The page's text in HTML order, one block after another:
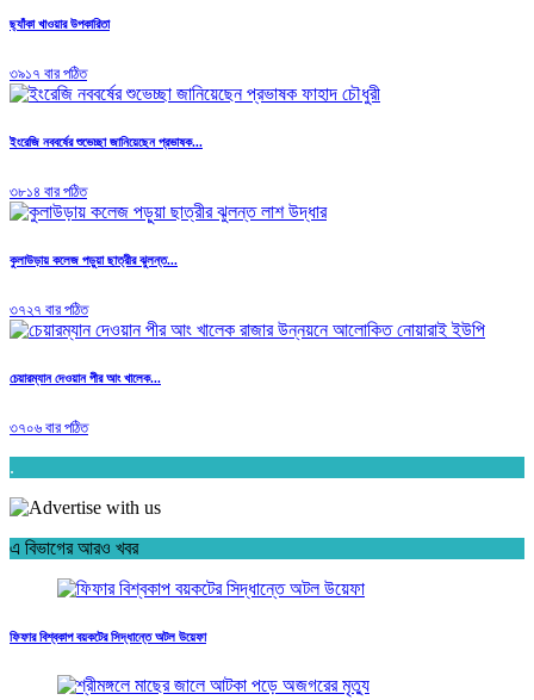
ছ্যাঁকা খাওয়ার উপকারিতা
৩৯১৭ বার পঠিত
ইংরেজি নববর্ষের শুভেচ্ছা জানিয়েছেন প্রভাষক...
৩৮১৪ বার পঠিত
কুলাউড়ায় কলেজ পড়ুয়া ছাত্রীর ঝুলন্ত...
৩৭২৭ বার পঠিত
চেয়ারম্যান দেওয়ান পীর আং খালেক...
৩৭০৬ বার পঠিত
.
এ বিভাগের আরও খবর
ফিফার বিশ্বকাপ বয়কটের সিদ্ধান্তে অটল উয়েফা